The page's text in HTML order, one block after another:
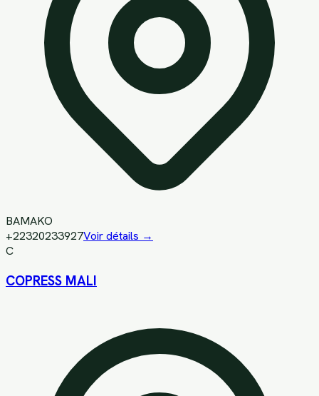
BAMAKO
+22320233927Voir détails →
C
COPRESS MALI